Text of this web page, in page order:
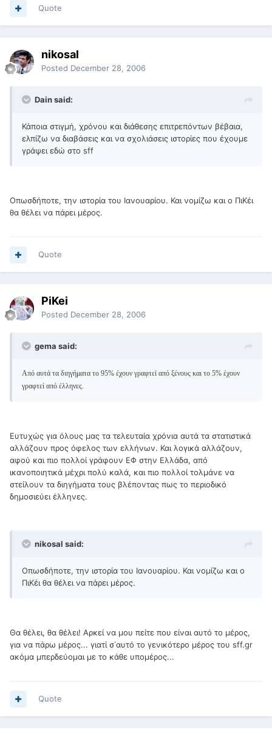
Quote
nikosal
Posted December 28, 2006
Dain said:
Κάποια στιγμή, χρόνου και διάθεσης επιτρεπόντων βέβαια,
ελπίζω να διαβάσεις και να σχολιάσεις ιστορίες που έχουμε
γράψει εδώ στο sff
Οπωσδήποτε, την ιστορία του Ιανουαρίου. Και νομίζω και ο ΠιΚέι
θα θέλει να πάρει μέρος.
Quote
PiKei
Posted December 28, 2006
gema said:
Από αυτά τα διηγήματα το 95% έχουν γραφτεί από ξένους και το 5% έχουν
γραφτεί από έλληνες.
Ευτυχώς για όλους μας τα τελευταία χρόνια αυτά τα στατιστικά
αλλάζουν προς όφελος των ελλήνων. Και λογικά αλλάζουν,
αφού και πιο πολλοί γράφουν ΕΦ στην Ελλάδα, από
ικανοποιητικά μέχρι πολύ καλά, και πιο πολλοί τολμάνε να
στείλουν τα διηγήματα τους βλέποντας πως το περιοδικό
δημοσιεύει έλληνες.
nikosal said:
Οπωσδήποτε, την ιστορία του Ιανουαρίου. Και νομίζω και ο
ΠιΚέι θα θέλει να πάρει μέρος.
Θα θέλει, θα θέλει! Αρκεί να μου πείτε που είναι αυτό το μέρος,
για να πάρω μέρος... γιατί σ΄αυτό το γενικότερο μέρος του sff.gr
ακόμα μπερδεύομαι με το κάθε υπομέρος...
Quote